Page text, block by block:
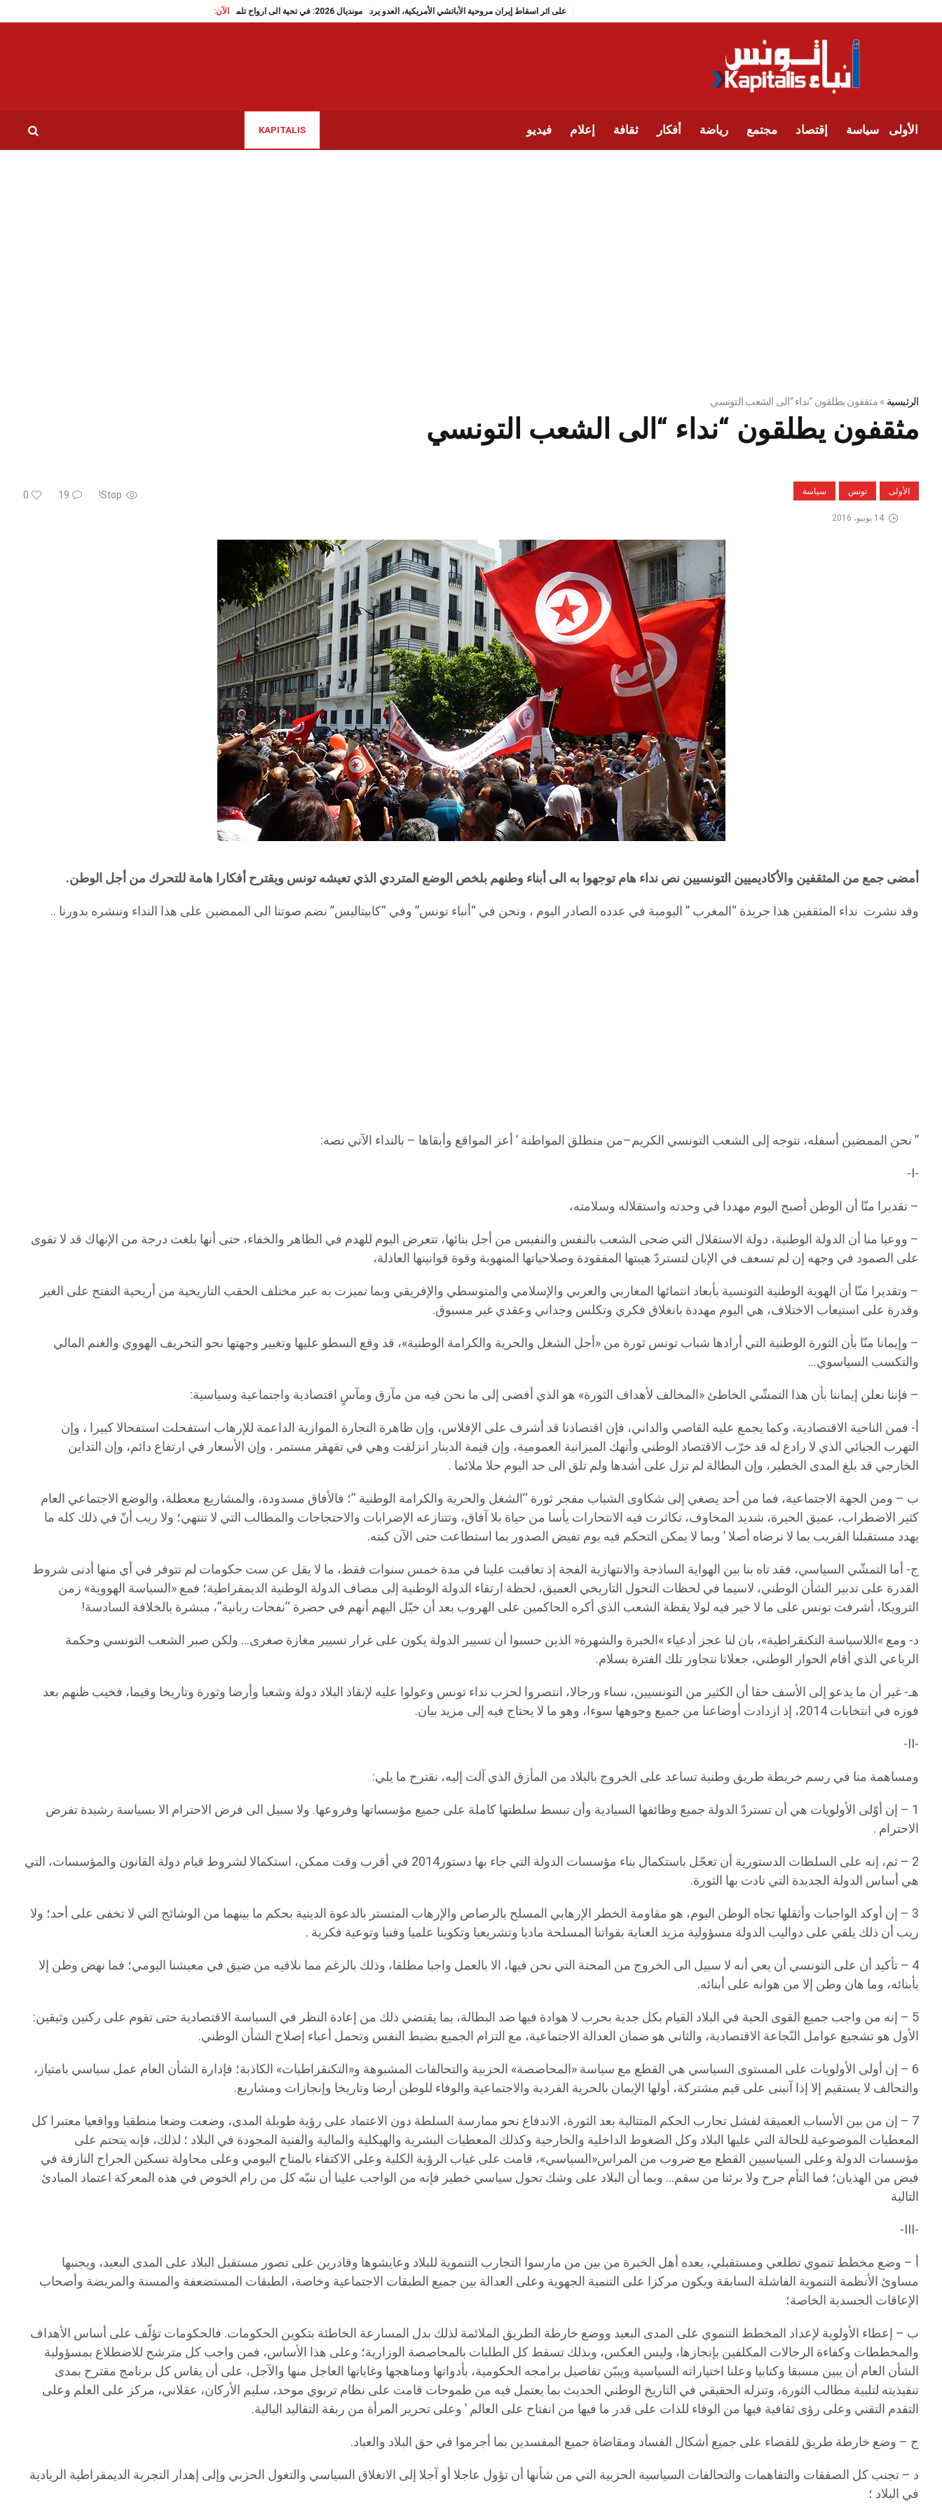
الآن: على اثر اسقاط إيران مروحية الأباتشي الأمريكية، العدو يرد مونديال 2026: في تحية الى ارواح تلميذات ميناب، منتخب إيران يضع دَبُّوس رقم 168
الأولى سياسة إقتصاد مجتمع رياضة أفكار ثقافة إعلام فيديو KAPITALIS
الرئيسية »مثقفون يطلقون “نداء “الى الشعب التونسي
مثقفون يطلقون “نداء “الى الشعب التونسي
الأولى تونس سياسة Stop!
19
0
14 يونيو، 2016
أمضى جمع من المثقفين والأكاديميين التونسيين نص نداء هام توجهوا به الى أبناء وطنهم بلخص الوضع المتردي الذي تعيشه تونس ويقترح أفكارا هامة للتحرك من أجل الوطن.
وقد نشرت نداء المثقفين هذا جريدة “المغرب ” اليومية في عدده الصادر اليوم ، ونحن في “أنباء تونس” وفي “كابيتاليس” نضم صوتنا الى الممضين على هذا النداء وننشره بدورنا ..
” نحن الممضين أسفله، نتوجه إلى الشعب التونسي الكريم–من منطلق المواطنة ’ أعز المواقع وأبقاها – بالنداء الآتي نصه:
-I-
– تقديرا منّا أن الوطن أصبح اليوم مهددا في وحدته واستقلاله وسلامته،
– ووعيا منا أن الدولة الوطنية، دولة الاستقلال التي ضحى الشعب بالنفس والنفيس من أجل بنائها، تتعرض اليوم للهدم في الظاهر والخفاء، حتى أنها بلغت درجة من الإنهاك قد لا تقوى
على الصمود في وجهه إن لم تسعف في الإبان لتستردّ هيبتها المفقودة وصلاحياتها المنهوبة وقوة قوانينها العادلة،
– وتقديرا منّا أن الهوية الوطنية التونسية بأبعاد انتمائها المغاربي والعربي والإسلامي والمتوسطي والإفريقي وبما تميزت به عبر مختلف الحقب التاريخية من أريحية التفتح على الغير
وقدرة على استيعاب الاختلاف، هي اليوم مهددة بانغلاق فكري وتكلس وجداني وعقدي غير مسبوق.
– وإيمانا منّا بأن الثورة الوطنية التي أرادها شباب تونس ثورة من «أجل الشغل والحرية والكرامة الوطنية»، قد وقع السطو عليها وتغيير وجهتها نحو التخريف الهووي والغنم المالي
والتكسب السياسوي…
– فإننا نعلن إيماننا بأن هذا التمشّي الخاطئ «المخالف لأهداف الثورة» هو الذي أفضى إلى ما نحن فيه من مآزق ومآسٍ اقتصادية واجتماعية وسياسية:
أ- فمن الناحية الاقتصادية، وكما يجمع عليه القاصي والداني، فإن اقتصادنا قد أشرف على الإفلاس، وإن ظاهرة التجارة الموازية الداعمة للإرهاب استفحلت استفحالا كبيرا ، وإن
التهرب الجبائي الذي لا رادع له قد خرّب الاقتصاد الوطني وأنهك الميزانية العمومية، وإن قيمة الدينار انزلقت وهي في تقهقر مستمر ، وإن الأسعار في ارتفاع دائم، وإن التداين
الخارجي قد بلغ المدى الخطير، وإن البطالة لم تزل على أشدها ولم تلق الى حد اليوم حلا ملائما .
ب – ومن الجهة الاجتماعية، فما من أحد يصغي إلى شكاوى الشباب مفجر ثورة ‘’الشغل والحرية والكرامة الوطنية ‘’؛ فالأفاق مسدودة، والمشاريع معطلة، والوضع الاجتماعي العام
كثير الاضطراب، عميق الحيرة، شديد المخاوف، تكاثرت فيه الانتحارات يأسا من حياة بلا آفاق، وتتنازعه الإضرابات والاحتجاجات والمطالب التي لا تنتهي؛ ولا ريب أنّ في ذلك كله ما
يهدد مستقبلنا القريب بما لا نرضاه أصلا ’ وبما لا يمكن التحكم فيه يوم تفيض الصدور بما استطاعت حتى الآن كبته.
ج- أما التمشّي السياسي، فقد تاه بنا بين الهواية الساذجة والانتهازية الفجة إذ تعاقبت علينا في مدة خمس سنوات فقط، ما لا يقل عن ست حكومات لم تتوفر في أي منها أدنى شروط
القدرة على تدبير الشأن الوطني، لاسيما في لحظات التحول التاريخي العميق، لحظة ارتقاء الدولة الوطنية إلى مصاف الدولة الوطنية الديمقراطية؛ فمع «السياسة الهووية» زمن
الترويكا، أشرفت تونس على ما لا خير فيه لولا يقظة الشعب الذي أكره الحاكمين على الهروب بعد أن خيّل اليهم أنهم في حضرة ‘’نفحات ربانية’’، مبشرة بالخلافة السادسة!
د- ومع »اللاسياسة التكنقراطية»، بان لنا عجز أدعياء »الخبرة والشهرة« الذين حسبوا أن تسيير الدولة يكون على غرار تسيير مغازة صغرى… ولكن صبر الشعب التونسي وحكمة
الرباعي الذي أقام الحوار الوطني، جعلانا نتجاوز تلك الفترة بسلام.
هـ- غير أن ما يدعو إلى الأسف حقا أن الكثير من التونسيين، نساء ورجالا، انتصروا لحزب نداء تونس وعولوا عليه لإنقاذ البلاد دولة وشعبا وأرضا وثورة وتاريخا وقيما، فخيب ظنهم بعد
فوزه في انتخابات 2014، إذ ازدادت أوضاعنا من جميع وجوهها سوءا، وهو ما لا يحتاج فيه إلى مزيد بيان.
-II-
ومساهمة منا في رسم خريطة طريق وطنية تساعد على الخروج بالبلاد من المأزق الذي آلت إليه، نقترح ما يلي:
1 – إن أوّلى الأولويات هي أن تستردّ الدولة جميع وظائفها السيادية وأن تبسط سلطتها كاملة على جميع مؤسساتها وفروعها. ولا سبيل الى فرض الاحترام الا بسياسة رشيدة تفرض
الاحترام .
2 – ثم، إنه على السلطات الدستورية أن تعجّل باستكمال بناء مؤسسات الدولة التي جاء بها دستور2014 في أقرب وقت ممكن، استكمالا لشروط قيام دولة القانون والمؤسسات، التي
هي أساس الدولة الجديدة التي نادت بها الثورة.
3 – إن أوكد الواجبات وأثقلها تجاه الوطن اليوم، هو مقاومة الخطر الإرهابي المسلح بالرصاص والإرهاب المتستر بالدعوة الدينية بحكم ما بينهما من الوشائج التي لا تخفى على أحد؛ ولا
ريب أن ذلك يلقي على دواليب الدولة مسؤولية مزيد العناية بقواتنا المسلحة ماديا وتشريعيا وتكوينا علميا وفنيا وتوعية فكرية .
4 – تأكيد أن على التونسي أن يعي أنه لا سبيل الى الخروج من المحنة التي نحن فيها، الا بالعمل واجبا مطلقا، وذلك بالرغم مما نلاقيه من ضيق في معيشنا اليومي؛ فما نهض وطن إلا
بأبنائه، وما هان وطن إلا من هوانه على أبنائه.
5 – إنه من واجب جميع القوى الحية في البلاد القيام بكل جدية بحرب لا هوادة فيها ضد البطالة، بما يقتضي ذلك من إعادة النظر في السياسة الاقتصادية حتى تقوم على ركنين وثيقين:
الأول هو تشجيع عوامل النّجاعة الاقتصادية، والثاني هو ضمان العدالة الاجتماعية، مع التزام الجميع بضبط النفس وتحمل أعباء إصلاح الشأن الوطني.
6 – إن أولى الأولويات على المستوى السياسي هي القطع مع سياسة «المحاصصة» الحزبية والتحالفات المشبوهة و«التكنقراطيات» الكاذبة؛ فإدارة الشأن العام عمل سياسي بامتياز،
والتحالف لا يستقيم إلا إذا آنبنى على قيم مشتركة، أولها الإيمان بالحرية الفردية والاجتماعية والوفاء للوطن أرضا وتاريخا وإنجازات ومشاريع.
7 – إن من بين الأسباب العميقة لفشل تجارب الحكم المتتالية بعد الثورة، الاندفاع نحو ممارسة السلطة دون الاعتماد على رؤية طويلة المدى، وضعت وضعا منطقيا وواقعيا معتبرا كل
المعطيات الموضوعية للحالة التي عليها البلاد وكل الضغوط الداخلية والخارجية وكذلك المعطيات البشرية والهيكلية والمالية والفنية المجودة في البلاد ؛ لذلك، فإنه يتحتم على
مؤسسات الدولة وعلى السياسيين القطع مع ضروب من المراس«السياسي»، قامت على غياب الرؤية الكلية وعلى الاكتفاء بالمتاح اليومي وعلى محاولة تسكين الجراح النازفة في
فيض من الهذيان؛ فما التأم جرح ولا برئنا من سقم… وبما أن البلاد على وشك تحول سياسي خطير فإنه من الواجب علينا أن ننبّه كل من رام الخوض في هذه المعركة اعتماد المبادئ
التالية
-III-
أ – وضع مخطط تنموي تطلعي ومستقبلي، يعده أهل الخبرة من بين من مارسوا التجارب التنموية للبلاد وعايشوها وقادرين على تصور مستقبل البلاد على المدى البعيد، ويجنبها
مساوئ الأنظمة التنموية الفاشلة السابقة ويكون مركزا على التنمية الجهوية وعلى العدالة بين جميع الطبقات الاجتماعية وخاصة، الطبقات المستضعفة والمسنة والمريضة وأصحاب
الإعاقات الجسدية الخاصة؛
ب – إعطاء الأولوية لإعداد المخطط التنموي على المدى البعيد ووضع خارطة الطريق الملائمة لذلك بدل المسارعة الخاطئة بتكوين الحكومات. فالحكومات تؤلّف على أساس الأهداف
والمخططات وكفاءة الرجالات المكلفين بإنجازها، وليس العكس، وبذلك تسقط كل الطلبات بالمحاصصة الوزارية؛ وعلى هذا الأساس، فمن واجب كل مترشح للاضطلاع بمسؤولية
الشأن العام أن يبين مسبقا وكتابيا وعلنا اختياراته السياسية ويببّن تفاصيل برامجه الحكومية، بأدواتها ومناهجها وغاياتها العاجل منها والآجل، على أن يقاس كل برنامج مقترح بمدى
تنفيذيته لتلبية مطالب الثورة، وتنزله الحقيقي في التاريخ الوطني الحديث بما يعتمل فيه من طموحات قامت على نظام تربوي موحد، سليم الأركان، عقلاني، مركز على العلم وعلى
التقدم التقني وعلى رؤى ثقافية فيها من الوفاء للذات على قدر ما فيها من انفتاح على العالم ’ وعلى تحرير المرأة من ربقة التقاليد البالية.
ج – وضع خارطة طريق للقضاء على جميع أشكال الفساد ومقاضاة جميع المفسدين بما أجرموا في حق البلاد والعباد.
د – تجنب كل الصفقات والتفاهمات والتحالفات السياسية الحزبية التي من شأنها أن تؤول عاجلا أو آجلا إلى الانغلاق السياسي والتغول الحزبي وإلى إهدار التجربة الديمقراطية الريادية
في البلاد ؛